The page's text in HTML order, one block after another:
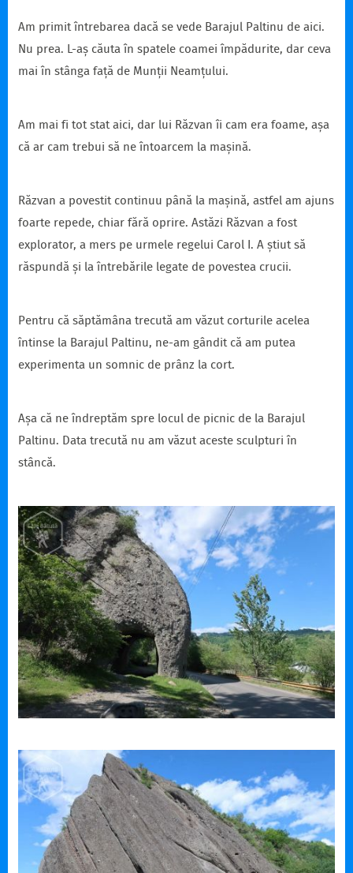
Am primit întrebarea dacă se vede Barajul Paltinu de aici.
Nu prea. L-aș căuta în spatele coamei împădurite, dar ceva
mai în stânga față de Munții Neamțului.
Am mai fi tot stat aici, dar lui Răzvan îi cam era foame, așa
că ar cam trebui să ne întoarcem la mașină.
Răzvan a povestit continuu până la mașină, astfel am ajuns
foarte repede, chiar fără oprire. Astăzi Răzvan a fost
explorator, a mers pe urmele regelui Carol I. A știut să
răspundă și la întrebările legate de povestea crucii.
Pentru că săptămâna trecută am văzut corturile acelea
întinse la Barajul Paltinu, ne-am gândit că am putea
experimenta un somnic de prânz la cort.
Așa că ne îndreptăm spre locul de picnic de la Barajul
Paltinu. Data trecută nu am văzut aceste sculpturi în
stâncă.